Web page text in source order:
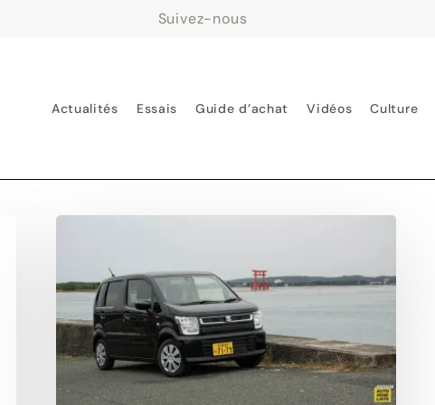
Suivez-nous
Actualités Essais Guide d’achat Vidéos Culture
Wagon
sans
plus